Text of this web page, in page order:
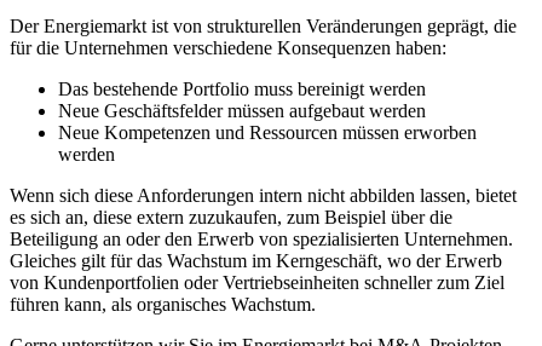
Der Energiemarkt ist von strukturellen Veränderungen geprägt, die
für die Unternehmen verschiedene Konsequenzen haben:
Das bestehende Portfolio muss bereinigt werden
Neue Geschäftsfelder müssen aufgebaut werden
Neue Kompetenzen und Ressourcen müssen erworben
werden
Wenn sich diese Anforderungen intern nicht abbilden lassen, bietet
es sich an, diese extern zuzukaufen, zum Beispiel über die
Beteiligung an oder den Erwerb von spezialisierten Unternehmen.
Gleiches gilt für das Wachstum im Kerngeschäft, wo der Erwerb
von Kundenportfolien oder Vertriebseinheiten schneller zum Ziel
führen kann, als organisches Wachstum.